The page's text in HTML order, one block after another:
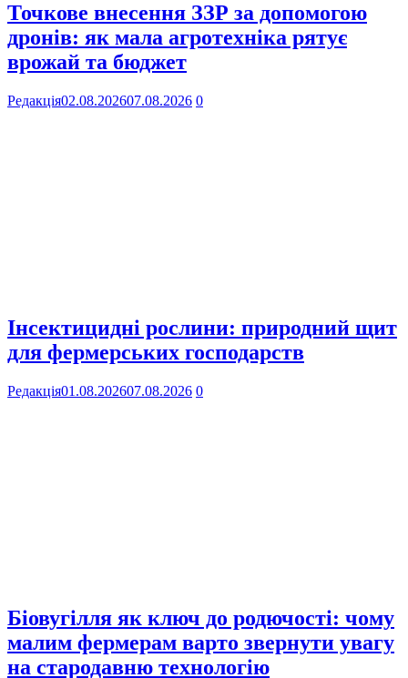
Точкове внесення ЗЗР за допомогою
дронів: як мала агротехніка рятує
врожай та бюджет
Редакція02.08.202607.08.2026 0
Інсектицидні рослини: природний щит
для фермерських господарств
Редакція01.08.202607.08.2026 0
Біовугілля як ключ до родючості: чому
малим фермерам варто звернути увагу
на стародавню технологію